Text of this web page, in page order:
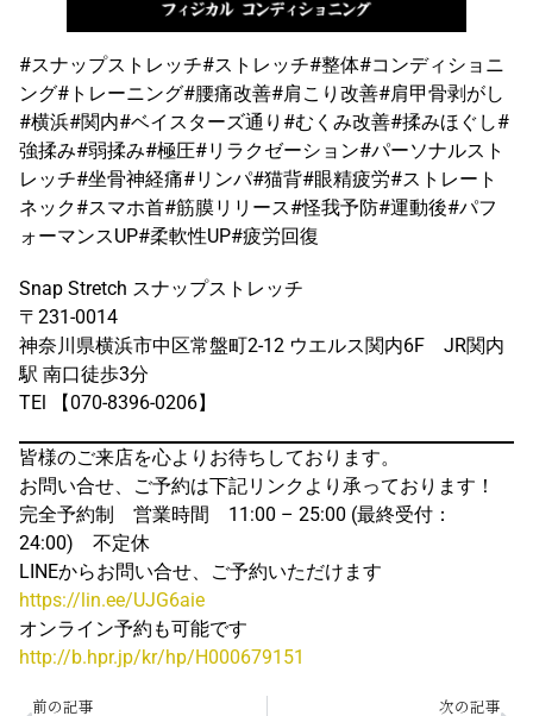
#スナップストレッチ#ストレッチ#整体#コンディショニ
ング#トレーニング#腰痛改善#肩こり改善#肩甲骨剥がし
#横浜#関内#ベイスターズ通り#むくみ改善#揉みほぐし#
強揉み#弱揉み#極圧#リラクゼーション#パーソナルスト
レッチ#坐骨神経痛#リンパ#猫背#眼精疲労#ストレート
ネック#スマホ首#筋膜リリース#怪我予防#運動後#パフ
ォーマンスUP#柔軟性UP#疲労回復
Snap Stretch スナップストレッチ
〒231-0014
神奈川県横浜市中区常盤町2-12 ウエルス関内6F JR関内
駅 南口徒歩3分
TEl 【070-8396-0206】
皆様のご来店を心よりお待ちしております。
お問い合せ、ご予約は下記リンクより承っております！
完全予約制 営業時間 11:00 – 25:00 (最終受付：
24:00) 不定休
LINEからお問い合せ、ご予約いただけます
https://lin.ee/UJG6aie
オンライン予約も可能です
http://b.hpr.jp/kr/hp/H000679151
前の記事 次の記事